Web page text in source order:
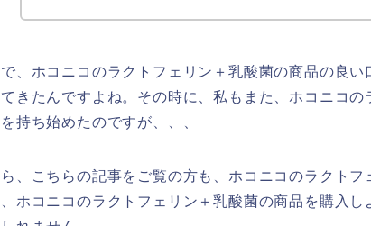
、ホコニコのラクトフェリン＋乳酸菌の商品の良い
きたんですよね。その時に、私もまた、ホコニコ
持ち始めたのですが、、、
、こちらの記事をご覧の方も、ホコニコのラクト
ホコニコのラクトフェリン＋乳酸菌の商品を購入し